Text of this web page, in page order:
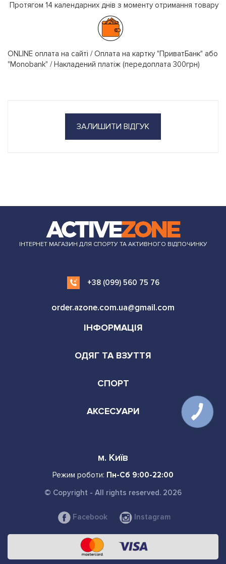
Протягом 14 календарних днів з моменту отримання товару
ONLINE оплата на сайті / Оплата на картку "ПриватБанк" або
"Monobank" / Накладений платіж (передоплата 300грн)
ЗАЛИШИТИ ВІДГУК
ІНТЕРНЕТ МАГАЗИН ДЛЯ СПОРТУ ТА АКТИВНОГО ВІДПОЧИНКУ
+38 (099) 560 75 76
order.azone.com.ua@gmail.com
ІНФОРМАЦІЯ
ОДЯГ ТА ВЗУТТЯ
СПОРТ
АКСЕСУАРИ
м. Київ
Режим роботи: Пн-Сб 9:00-22:00
© Copyright - All rights reserved. 2026
Facebook Instagram